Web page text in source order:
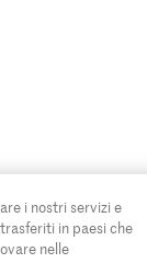
i nostri servizi e
in paesi che
nelle